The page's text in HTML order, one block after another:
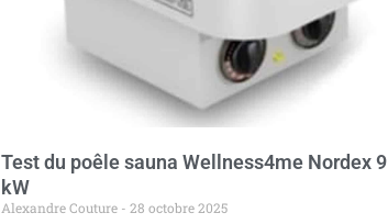
Test du poêle sauna Wellness4me Nordex 9
kW
Alexandre Couture
28 octobre 2025